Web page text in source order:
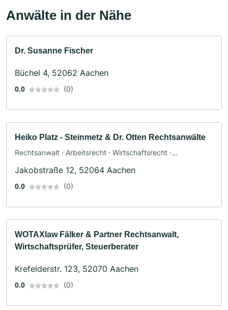
Anwälte in der Nähe
Dr. Susanne Fischer
Büchel 4, 52062 Aachen
0.0 (0)
Heiko Platz - Steinmetz & Dr. Otten Rechtsanwälte
Rechtsanwalt · Arbeitsrecht · Wirtschaftsrecht ·
Jakobstraße 12, 52064 Aachen
0.0 (0)
WOTAXlaw Fälker & Partner Rechtsanwalt,
Wirtschaftsprüfer, Steuerberater
Krefelderstr. 123, 52070 Aachen
0.0 (0)